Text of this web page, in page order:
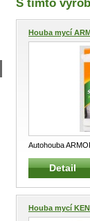
S tímto
Houba mycí
Autohouba
a asfaltu Speciální
Detail
Houba mycí
K...